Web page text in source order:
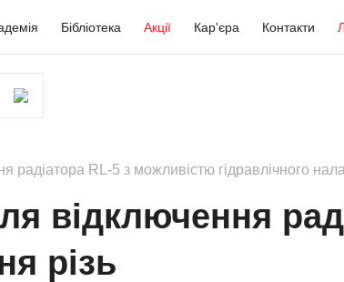
Бібліотека Акції Кар'єра Контакти
радіатора RL-5 з можливістю гідравлічного
відключення
різь